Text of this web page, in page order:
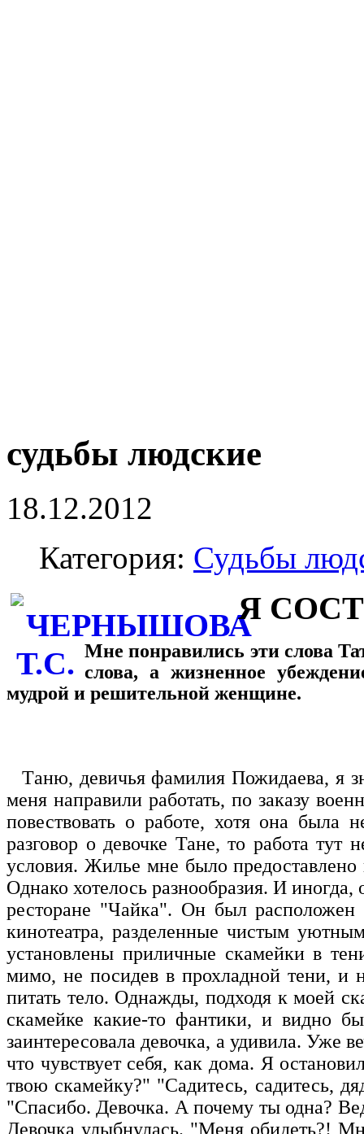
судьбы людские
18.12.2012
Категория: Судьбы
Я
Мне понравились эти слова
слова, а жизненное
мудрой и решительной женщине.
Таню, девичья фамилия Пожидаева, я
меня направили работать, по заказу
повествовать о работе, хотя она была
разговор о девочке Тане, то работа
условия. Жилье мне было
Однако хотелось разнообразия. И
ресторане "Чайка". Он был расположен
кинотеатра, разделенные чистым
установлены приличные скамейки в
мимо, не посидев в прохладной тени, и
питать тело. Однажды, подходя к моей
скамейке какие-то фантики, и видно
заинтересовала девочка, а удивила. Уже
что чувствует себя, как дома. Я
твою скамейку?" "Садитесь, садитесь,
"Спасибо. Девочка. А почему ты одна?
Девочка улыбнулась. "Меня обидеть?!